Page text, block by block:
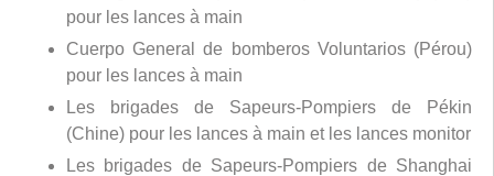
pour les lances à main
Cuerpo General de bomberos Voluntarios (Pérou)
pour les lances à main
Les brigades de Sapeurs-Pompiers de Pékin
(Chine) pour les lances à main et les lances monitor
Les brigades de Sapeurs-Pompiers de Shanghai